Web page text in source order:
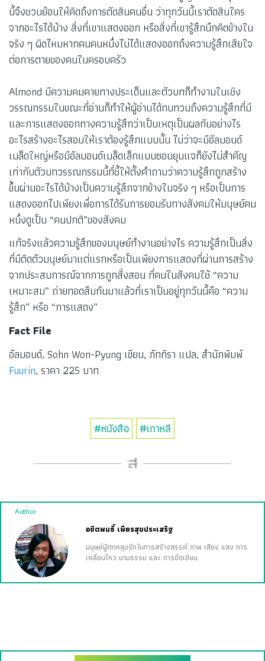
นี้จึงชวนย้อนให้คิดถึงการตัดสินคนอื่น ว่าทุกวันนี้เราตัดสินใคร
จากอะไรได้บ้าง สิ่งที่เขาแสดงออก หรือสิ่งที่เขารู้สึกนึกคิดข้างใน
จริง ๆ ผิดไหมหากคนคนหนึ่งไม่ได้แสดงออกถึงความรู้สึกเสียใจ
ต่อการตายของคนในครอบครัว
Almond มีความคมคายทางประเด็นและตัวบทก็ทำงานในเชิง
วรรณกรรมในขณะที่อ่านก็ทำให้ผู้อ่านได้ทบทวนถึงความรู้สึกที่มี
และการแสดงออกทางความรู้สึกว่าเป็นเหตุเป็นผลกันอย่างไร
อะไรสร้างอะไรสอนให้เราต้องรู้สึกแบบนั้น ไม่ว่าจะมีอัลมอนด์
เมล็ดใหญ่หรือมีอัลมอนด์เมล็ดเล็กแบบซอนยุนแจก็ยังไม่สำคัญ
เท่ากับตัวบทวรรณกรรมนี้ที่ชี้ให้ตั้งคำถามว่าความรู้สึกถูกสร้าง
ขึ้นผ่านอะไรได้บ้างเป็นความรู้สึกจากข้างในจริง ๆ หรือเป็นการ
แสดงออกไปเพียงเพื่อการได้รับการยอมรับทางสังคมให้มนุษย์คน
หนึ่งดูเป็น “คนปกติ”ของสังคม
แท้จริงแล้วความรู้สึกของมนุษย์ทำงานอย่างไร ความรู้สึกเป็นสิ่ง
ที่มีติดตัวมนุษย์มาแต่แรกหรือเป็นเพียงการแสดงที่ผ่านการสร้าง
จากประสบการณ์จากการถูกสั่งสอน ที่คนในสังคมใช้ “ความ
เหมาะสม” ถ่ายทอดสืบกันมาแล้วที่เราเป็นอยู่ทุกวันนี้คือ “ความ
รู้สึก” หรือ “การแสดง”
Fact File
อัลมอนด์, Sohn Won-Pyung เขียน, ภัททิรา แปล, สำนักพิมพ์
Fuurin, ราคา 225 บาท
#หนังสือ #เกาหลี
Author
อชิตพนธิ์ เพียรสุขประเสริฐ
มนุษย์ผู้ตกหลุมรักในการสร้างสรรค์ ภาพ เสียง แสง การ
เคลื่อนไหว นามธรรม และ การขีดเขียน